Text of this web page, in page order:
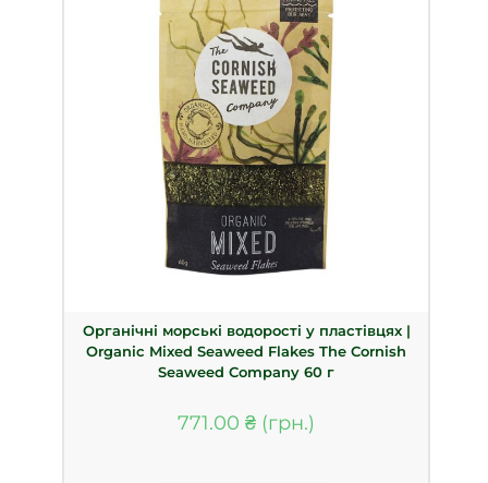
Органічні морські водорості у пластівцях |
Organic Mixed Seaweed Flakes The Cornish
Seaweed Company 60 г
771.00 ₴